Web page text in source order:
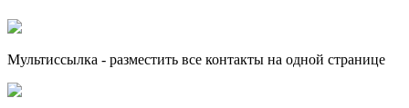
Мультиссылка - разместить все контакты на одной странице